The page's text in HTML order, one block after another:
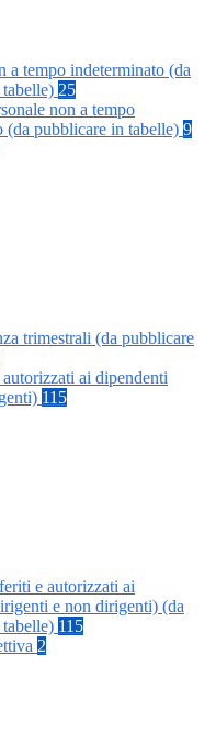
a tempo indeterminato (da
25
non a tempo
(da pubblicare in tabelle) 9
trimestrali (da pubblicare
ai dipendenti
115
e autorizzati ai
e non dirigenti) (da
115
2